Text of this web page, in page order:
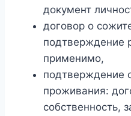
документ
договор о
подтверждение
применимо,
подтверждение
проживания:
собственность,